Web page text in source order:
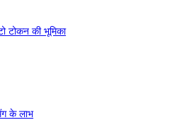
टोकन की भूमिका
के लाभ